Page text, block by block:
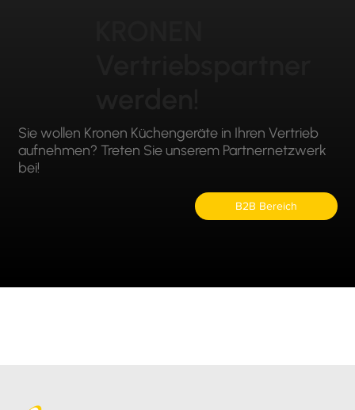
Sie wollen Kronen Küchengeräte in Ihren Vertrieb
aufnehmen? Treten Sie unserem Partnernetzwerk
bei!
B2B Bereich